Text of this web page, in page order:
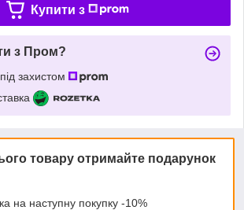
Купити з
з Пром?
захистом
товару отримайте подарунок
на наступну покупку -10%